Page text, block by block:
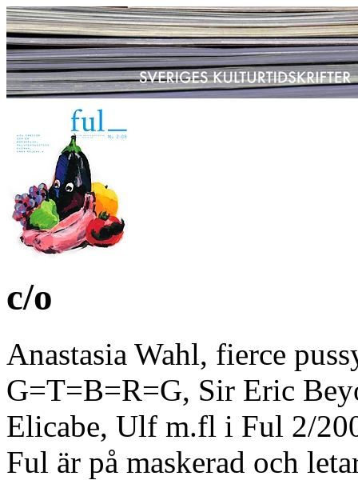
c/o
Anastasia Wahl, fierce
G=T=B=R=G, Sir Eric
Elicabe, Ulf m.fl i Ful 2/
Ful är på maskerad och